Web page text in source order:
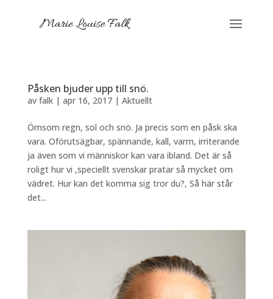
Påsken bjuder upp till snö.
av falk| apr 16, 2017| Aktuellt
Ömsom regn, sol och snö. Ja precis som en påsk ska
vara. Oförutsägbar, spännande, kall, varm, irriterande
ja även som vi människor kan vara ibland. Det är så
roligt hur vi ,speciellt svenskar pratar så mycket om
vädret. Hur kan det komma sig tror du?, Så här står
det...